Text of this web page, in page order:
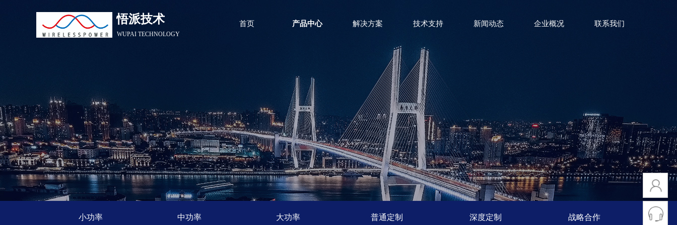
悟派技术
WUPAI TECHNOLOGY
首页 产品中心 解决方案 技术支持 新闻动态 企业概况 联系我们
小功率 中功率 大功率 普通定制 深度定制 战略合作